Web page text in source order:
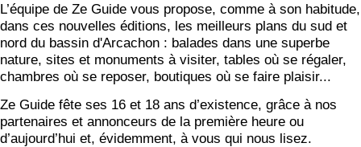
L’équipe de Ze Guide vous propose, comme à son habitude,
dans ces nouvelles éditions, les meilleurs plans du sud et
nord du bassin d'Arcachon : balades dans une superbe
nature, sites et monuments à visiter, tables où se régaler,
chambres où se reposer, boutiques où se faire plaisir...
Ze Guide fête ses 16 et 18 ans d’existence, grâce à nos
partenaires et annonceurs de la première heure ou
d’aujourd’hui et, évidemment, à vous qui nous lisez.